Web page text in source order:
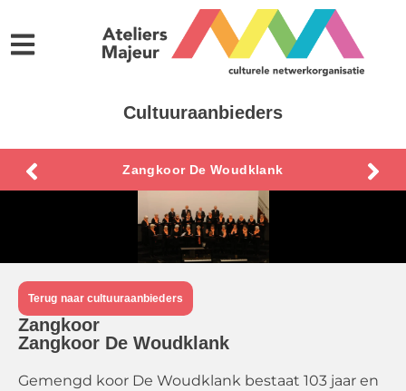
Cultuuraanbieders
Zangkoor De Woudklank
Terug naar cultuuraanbieders
Zangkoor
Zangkoor De Woudklank
Gemengd koor De Woudklank bestaat 103 jaar en